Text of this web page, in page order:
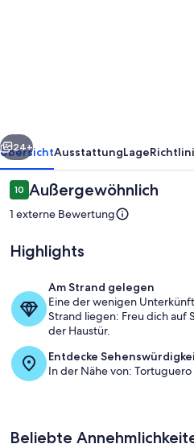
Dela
Playa
Vista
al
Lago
Weiter
24+
ÜbersichtAusstattungLage
Bewertungen
1010 von 10.
Außergewöhnlich
1 externe Bewertung
Highlights
Am Strand gelegen
Eine der wenigen
Strand liegen: Freu dich auf
der Haustür.
Entdecke
In der Nähe von:
Beliebte